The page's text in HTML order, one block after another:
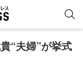
“夫婦”が挙式